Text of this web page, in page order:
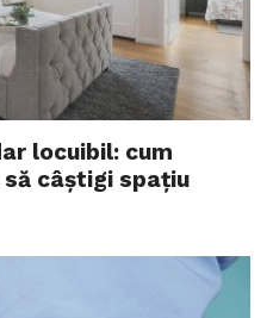
locuibil: cum
câștigi spațiu